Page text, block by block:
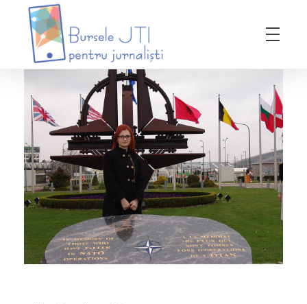
Bursele JTI pentru Jurnalisti
ediția 2018-2019